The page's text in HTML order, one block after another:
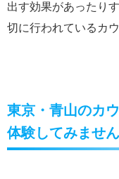
出す効果があったり
切に行われているカ
東京・青山のカ
体験してみませ